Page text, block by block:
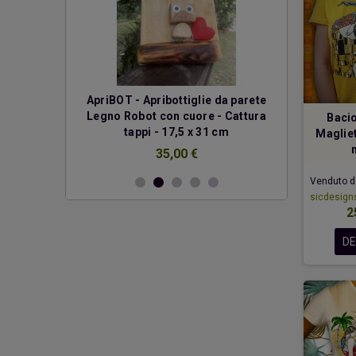
ApriBOT - Apribottiglie da parete
Legno Robot con cuore - Cattura
tappi - 17,5 x 31 cm
35,00 €
Due
Venduto